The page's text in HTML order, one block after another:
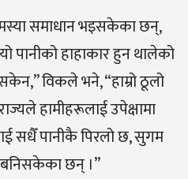
समाधान भइसकेका छन्,
पानीको हाहाकार हुन थालेको
विकले भने, “हाम्रो ठूलो
हामीहरूलाई उपेक्षामा
सधैँ पानीकै पिरलो छ, सुगम
छन् ।”